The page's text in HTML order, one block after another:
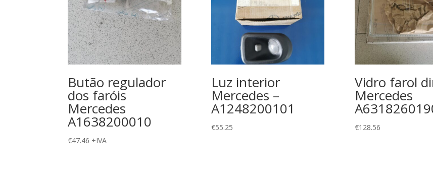
Butão regulador
dos faróis
Mercedes
A1638200010
€47.46 +IVA
Luz interior
Mercedes –
A1248200101
€55.25
Vidro farol
Mercedes
€128.56